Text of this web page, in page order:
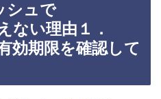
シュで
ない理由１．
効期限を確認して